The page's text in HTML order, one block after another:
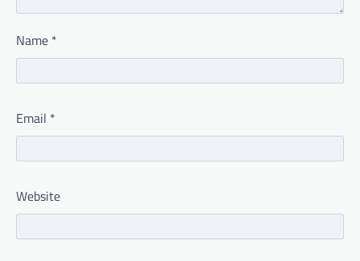
Name *
Email *
Website